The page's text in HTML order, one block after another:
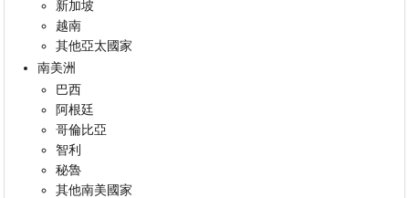
新加坡
越南
其他亞太國家
南美洲
巴西
阿根廷
哥倫比亞
智利
秘魯
其他南美國家